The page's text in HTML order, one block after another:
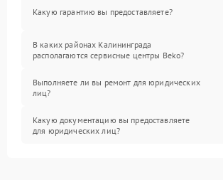
Какую гарантию вы предоставляете?
В каких районах Калининграда
располагаются сервисные центры Beko?
Выполняете ли вы ремонт для юридических
лиц?
Какую документацию вы предоставляете
для юридических лиц?